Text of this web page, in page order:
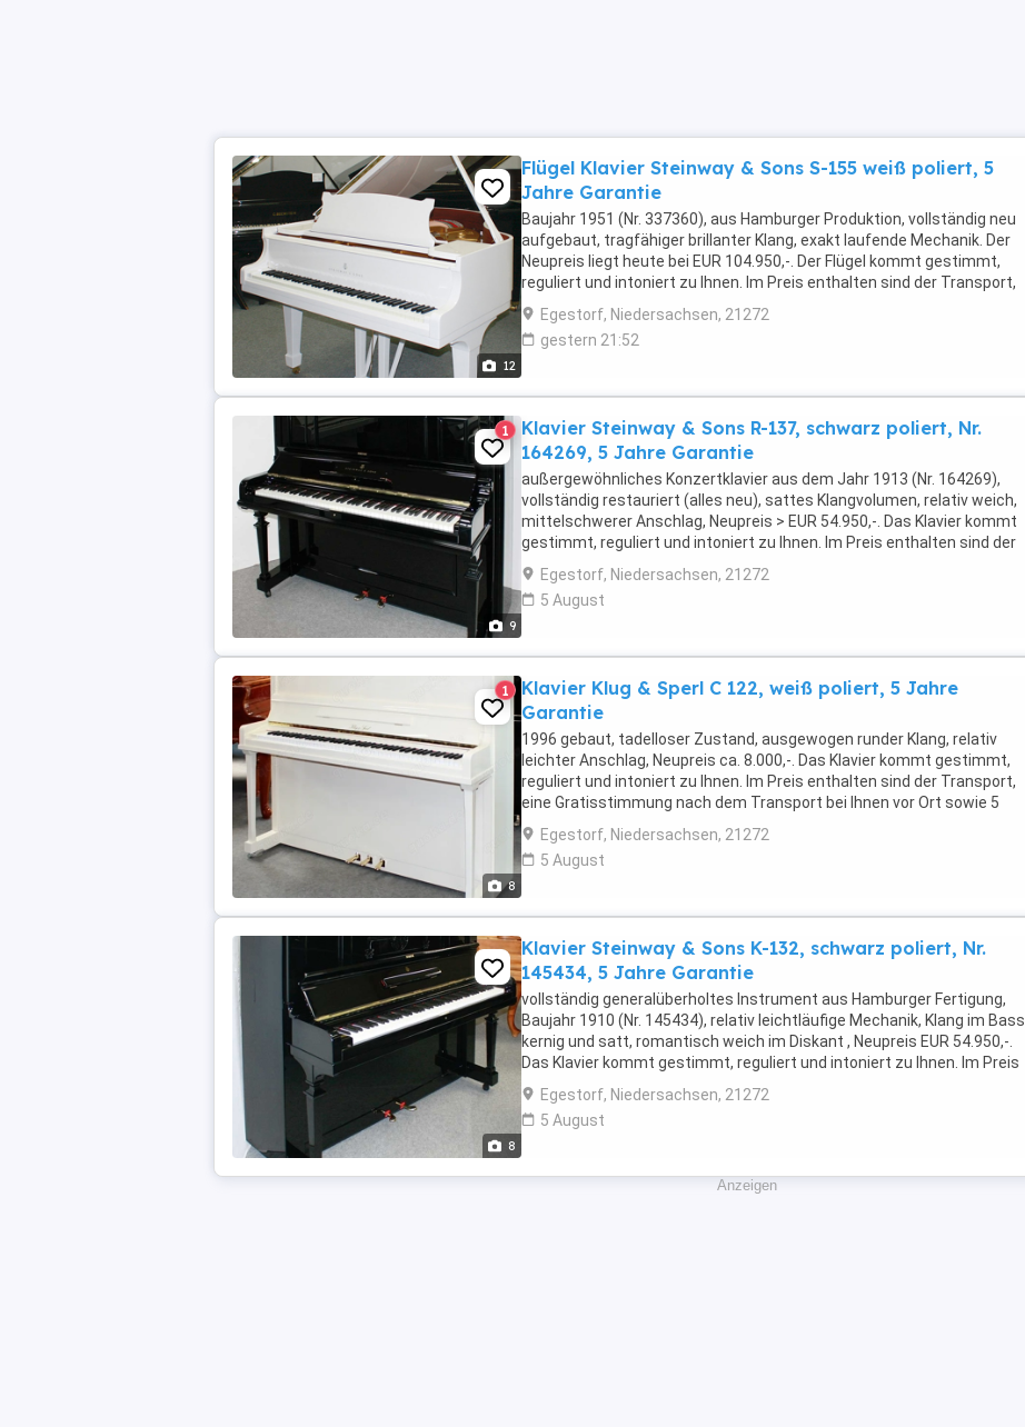
12
Flügel Klavier Steinway & Sons S-155 weiß poliert, 5
Jahre Garantie
Baujahr 1951 (Nr. 337360), aus Hamburger Produktion, vollständig neu
aufgebaut, tragfähiger brillanter Klang, exakt laufende Mechanik. Der
Neupreis liegt heute bei EUR 104.950,-. Der Flügel kommt gestimmt,
reguliert und intoniert zu Ihnen. Im Preis enthalten sind der Transport,
eine Gratisstimmung ...
Egestorf, Niedersachsen, 21272
gestern 21:52
9
1
Klavier Steinway & Sons R-137, schwarz poliert, Nr.
164269, 5 Jahre Garantie
außergewöhnliches Konzertklavier aus dem Jahr 1913 (Nr. 164269),
vollständig restauriert (alles neu), sattes Klangvolumen, relativ weich,
mittelschwerer Anschlag, Neupreis > EUR 54.950,-. Das Klavier kommt
gestimmt, reguliert und intoniert zu Ihnen. Im Preis enthalten sind der
Transport, eine Gratisstimmung ...
Egestorf, Niedersachsen, 21272
5 August
8
1
Klavier Klug & Sperl C 122, weiß poliert, 5 Jahre
Garantie
1996 gebaut, tadelloser Zustand, ausgewogen runder Klang, relativ
leichter Anschlag, Neupreis ca. 8.000,-. Das Klavier kommt gestimmt,
reguliert und intoniert zu Ihnen. Im Preis enthalten sind der Transport,
eine Gratisstimmung nach dem Transport bei Ihnen vor Ort sowie 5
Jahre Garantie. Wir sind ...
Egestorf, Niedersachsen, 21272
5 August
8
Klavier Steinway & Sons K-132, schwarz poliert, Nr.
145434, 5 Jahre Garantie
vollständig generalüberholtes Instrument aus Hamburger Fertigung,
Baujahr 1910 (Nr. 145434), relativ leichtläufige Mechanik, Klang im Bass
kernig und satt, romantisch weich im Diskant , Neupreis EUR 54.950,-.
Das Klavier kommt gestimmt, reguliert und intoniert zu Ihnen. Im Preis
enthalten sind der ...
Egestorf, Niedersachsen, 21272
5 August
Anzeigen